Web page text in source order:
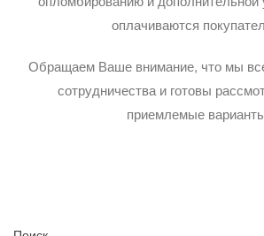
оплачиваются
Обращаем Ваше внимание, что мы
сотрудничества и готовы
приемлемые